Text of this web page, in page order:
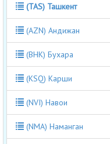
(TAS) Ташкент
(AZN) Андижан
(BHK) Бухара
(KSQ) Карши
(NVI) Навои
(NMA) Наманган